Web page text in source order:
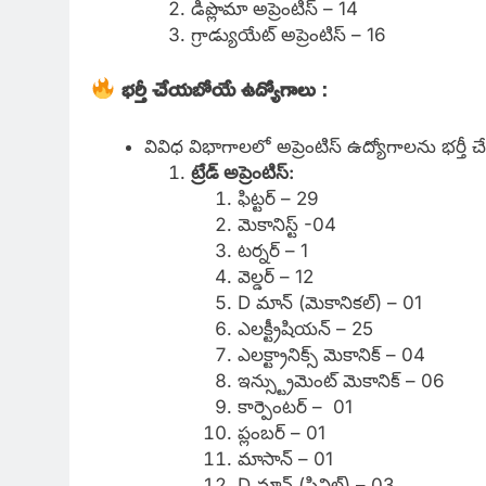
డిప్లొమా అప్రెంటిస్ – 14
గ్రాడ్యుయేట్ అప్రెంటిస్ – 16
భర్తీ చేయబోయే ఉద్యోగాలు:
వివిధ విభాగాలలో అప్రెంటిస్ ఉద్యోగాలను భర్తీ
ట్రేడ్ అప్రెంటిస్:
ఫిట్టర్ – 29
మెకానిస్ట్ -04
టర్నర్ – 1
వెల్డర్ – 12
D మాన్ (మెకానికల్) – 01
ఎలక్ట్రీషియన్ – 25
ఎలక్ట్రానిక్స్ మెకానిక్ – 04
ఇన్స్ట్రుమెంట్ మెకానిక్ – 06
కార్పెంటర్ – 01
ప్లంబర్ – 01
మాసాన్ – 01